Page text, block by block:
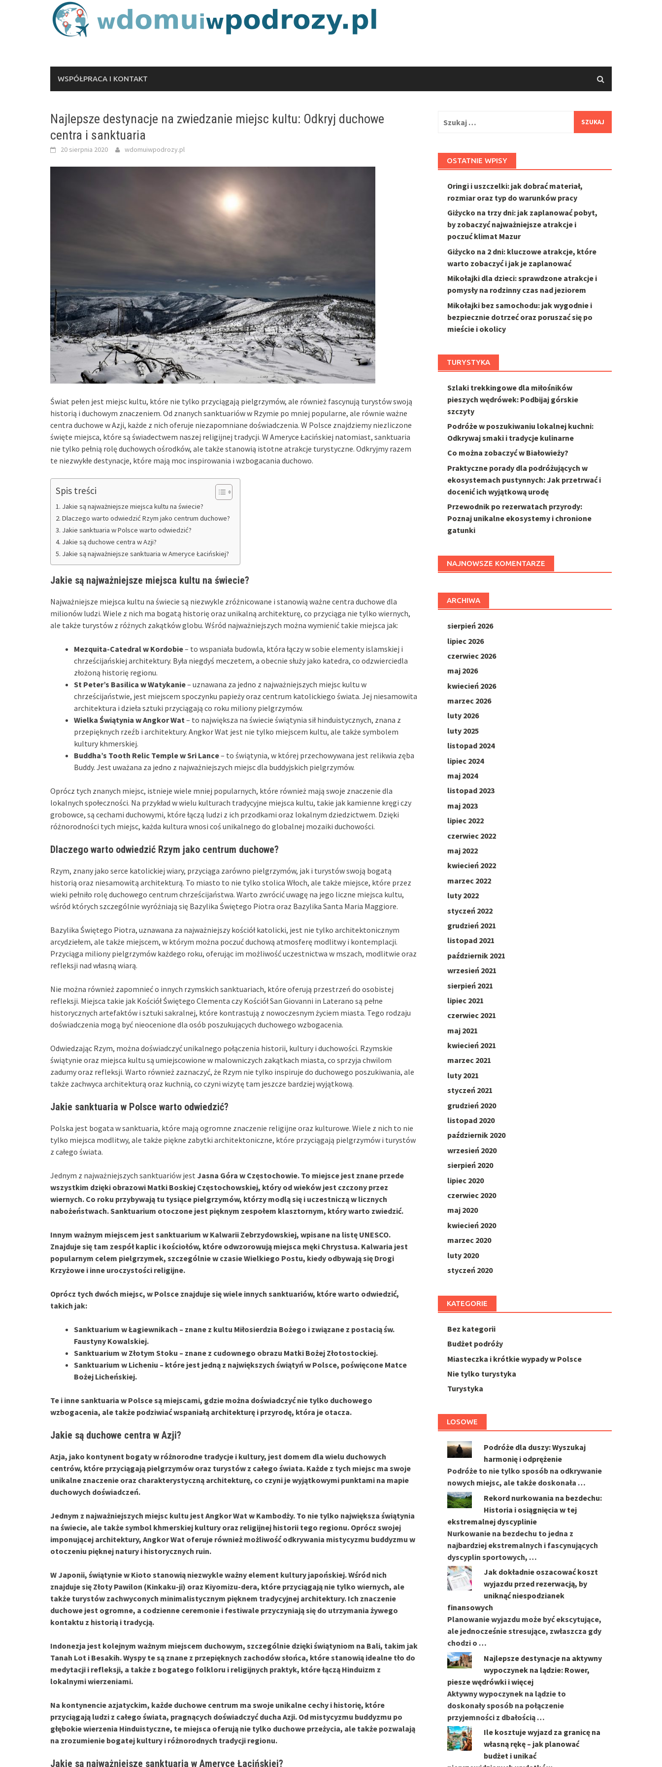
WSPÓŁPRACA I KONTAKT
Najlepsze destynacje na zwiedzanie miejsc kultu: Odkryj duchowe
centra i sanktuaria
20 sierpnia 2020 wdomuiwpodrozy.pl
Świat pełen jest miejsc kultu, które nie tylko przyciągają pielgrzymów, ale również fascynują turystów swoją
historią i duchowym znaczeniem. Od znanych sanktuariów w Rzymie po mniej popularne, ale równie ważne
centra duchowe w Azji, każde z nich oferuje niezapomniane doświadczenia. W Polsce znajdziemy niezliczone
święte miejsca, które są świadectwem naszej religijnej tradycji. W Ameryce Łacińskiej natomiast, sanktuaria
nie tylko pełnią rolę duchowych ośrodków, ale także stanowią istotne atrakcje turystyczne. Odkryjmy razem
te niezwykłe destynacje, które mają moc inspirowania i wzbogacania duchowo.
Spis treści
Jakie są najważniejsze miejsca kultu na świecie?
Dlaczego warto odwiedzić Rzym jako centrum duchowe?
Jakie sanktuaria w Polsce warto odwiedzić?
Jakie są duchowe centra w Azji?
Jakie są najważniejsze sanktuaria w Ameryce Łacińskiej?
Jakie są najważniejsze miejsca kultu na świecie?
Najważniejsze miejsca kultu na świecie są niezwykle zróżnicowane i stanowią ważne centra duchowe dla
milionów ludzi. Wiele z nich ma bogatą historię oraz unikalną architekturę, co przyciąga nie tylko wiernych,
ale także turystów z różnych zakątków globu. Wśród najważniejszych można wymienić takie miejsca jak:
Mezquita-Catedral w Kordobie– to wspaniała budowla, która łączy w sobie elementy islamskiej i
chrześcijańskiej architektury. Była niegdyś meczetem, a obecnie służy jako katedra, co odzwierciedla
złożoną historię regionu.
St Peter’s Basilica w Watykanie– uznawana za jedno z najważniejszych miejsc kultu w
chrześcijaństwie, jest miejscem spoczynku papieży oraz centrum katolickiego świata. Jej niesamowita
architektura i dzieła sztuki przyciągają co roku miliony pielgrzymów.
Wielka Świątynia w Angkor Wat– to największa na świecie świątynia sił hinduistycznych, znana z
przepięknych rzeźb i architektury. Angkor Wat jest nie tylko miejscem kultu, ale także symbolem
kultury khmerskiej.
Buddha’s Tooth Relic Temple w Sri Lance– to świątynia, w której przechowywana jest relikwia zęba
Buddy. Jest uważana za jedno z najważniejszych miejsc dla buddyjskich pielgrzymów.
Oprócz tych znanych miejsc, istnieje wiele mniej popularnych, które również mają swoje znaczenie dla
lokalnych społeczności. Na przykład w wielu kulturach tradycyjne miejsca kultu, takie jak kamienne kręgi czy
grobowce, są cechami duchowymi, które łączą ludzi z ich przodkami oraz lokalnym dziedzictwem. Dzięki
różnorodności tych miejsc, każda kultura wnosi coś unikalnego do globalnej mozaiki duchowości.
Dlaczego warto odwiedzić Rzym jako centrum duchowe?
Rzym, znany jako serce katolickiej wiary, przyciąga zarówno pielgrzymów, jak i turystów swoją bogatą
historią oraz niesamowitą architekturą. To miasto to nie tylko stolica Włoch, ale także miejsce, które przez
wieki pełniło rolę duchowego centrum chrześcijaństwa. Warto zwrócić uwagę na jego liczne miejsca kultu,
wśród których szczególnie wyróżniają się Bazylika Świętego Piotra oraz Bazylika Santa Maria Maggiore.
Bazylika Świętego Piotra, uznawana za najważniejszy kościół katolicki, jest nie tylko architektonicznym
arcydziełem, ale także miejscem, w którym można poczuć duchową atmosferę modlitwy i kontemplacji.
Przyciąga miliony pielgrzymów każdego roku, oferując im możliwość uczestnictwa w mszach, modlitwie oraz
refleksji nad własną wiarą.
Nie można również zapomnieć o innych rzymskich sanktuariach, które oferują przestrzeń do osobistej
refleksji. Miejsca takie jak Kościół Świętego Clementa czy Kościół San Giovanni in Laterano są pełne
historycznych artefaktów i sztuki sakralnej, które kontrastują z nowoczesnym życiem miasta. Tego rodzaju
doświadczenia mogą być nieocenione dla osób poszukujących duchowego wzbogacenia.
Odwiedzając Rzym, można doświadczyć unikalnego połączenia historii, kultury i duchowości. Rzymskie
świątynie oraz miejsca kultu są umiejscowione w malowniczych zakątkach miasta, co sprzyja chwilom
zadumy oraz refleksji. Warto również zaznaczyć, że Rzym nie tylko inspiruje do duchowego poszukiwania, ale
także zachwyca architekturą oraz kuchnią, co czyni wizytę tam jeszcze bardziej wyjątkową.
Jakie sanktuaria w Polsce warto odwiedzić?
Polska jest bogata w sanktuaria, które mają ogromne znaczenie religijne oraz kulturowe. Wiele z nich to nie
tylko miejsca modlitwy, ale także piękne zabytki architektoniczne, które przyciągają pielgrzymów i turystów
z całego świata.
Jednym z najważniejszych sanktuariów jest Jasna Góra w Częstochowie. To miejsce jest znane przede
wszystkim dzięki obrazowi Matki Boskiej Częstochowskiej, który od wieków jest czczony przez
wiernych. Co roku przybywają tu tysiące pielgrzymów, którzy modlą się i uczestniczą w licznych
nabożeństwach. Sanktuarium otoczone jest pięknym zespołem klasztornym, który warto zwiedzić.
Innym ważnym miejscem jestsanktuarium w Kalwarii Zebrzydowskiej, wpisane na listę UNESCO.
Znajduje się tam zespół kaplic i kościołów, które odwzorowują miejsca męki Chrystusa. Kalwaria jest
popularnym celem pielgrzymek, szczególnie w czasie Wielkiego Postu, kiedy odbywają się Drogi
Krzyżowe i inne uroczystości religijne.
Oprócz tych dwóch miejsc, w Polsce znajduje się wiele innych sanktuariów, które warto odwiedzić,
takich jak:
Sanktuarium w Łagiewnikach – znane z kultu Miłosierdzia Bożego i związane z postacią św.
Faustyny Kowalskiej.
Sanktuarium w Złotym Stoku – znane z cudownego obrazu Matki Bożej Złotostockiej.
Sanktuarium w Licheniu – które jest jedną z największych świątyń w Polsce, poświęcone Matce
Bożej Licheńskiej.
Te i inne sanktuaria w Polsce są miejscami, gdzie można doświadczyć nie tylko duchowego
wzbogacenia, ale także podziwiać wspaniałą architekturę i przyrodę, która je otacza.
Jakie są duchowe centra w Azji?
Azja, jako kontynent bogaty w różnorodne tradycje i kultury, jest domem dla wielu duchowych
centrów, które przyciągają pielgrzymów oraz turystów z całego świata. Każde z tych miejsc ma swoje
unikalne znaczenie oraz charakterystyczną architekturę, co czyni je wyjątkowymi punktami na mapie
duchowych doświadczeń.
Jednym z najważniejszych miejsc kultu jestAngkor Watw Kambodży. To nie tylko największa świątynia
na świecie, ale także symbol khmerskiej kultury oraz religijnej historii tego regionu. Oprócz swojej
imponującej architektury, Angkor Wat oferuje również możliwość odkrywania mistycyzmu buddyzmu w
otoczeniu pięknej natury i historycznych ruin.
W Japonii, świątynie w Kioto stanowią niezwykle ważny element kultury japońskiej. Wśród nich
znajduje się Złoty Pawilon (Kinkaku-ji) oraz Kiyomizu-dera, które przyciągają nie tylko wiernych, ale
także turystów zachwyconych minimalistycznym pięknem tradycyjnej architektury. Ich znaczenie
duchowe jest ogromne, a codzienne ceremonie i festiwale przyczyniają się do utrzymania żywego
kontaktu z historią i tradycją.
Indonezja jest kolejnym ważnym miejscem duchowym, szczególnie dziękiświątyniom na Bali, takim jak
Tanah Lot i Besakih. Wyspy te są znane z przepięknych zachodów słońca, które stanowią idealne tło do
medytacji i refleksji, a także z bogatego folkloru i religijnych praktyk, które łączą Hinduizm z
lokalnymi wierzeniami.
Na kontynencie azjatyckim, każde duchowe centrum ma swoje unikalne cechy i historię, które
przyciągają ludzi z całego świata, pragnących doświadczyćducha Azji. Od mistycyzmu buddyzmu po
głębokie wierzenia Hinduistyczne, te miejsca oferują nie tylko duchowe przeżycia, ale także pozwalają
na zrozumienie bogatej kultury i różnorodnych tradycji regionu.
Jakie są najważniejsze sanktuaria w Ameryce Łacińskiej?
OSTATNIE WPISY
Oringi i uszczelki: jak dobrać materiał,
rozmiar oraz typ do warunków pracy
Giżycko na trzy dni: jak zaplanować pobyt,
by zobaczyć najważniejsze atrakcje i
poczuć klimat Mazur
Giżycko na 2 dni: kluczowe atrakcje, które
warto zobaczyć i jak je zaplanować
Mikołajki dla dzieci: sprawdzone atrakcje i
pomysły na rodzinny czas nad jeziorem
Mikołajki bez samochodu: jak wygodnie i
bezpiecznie dotrzeć oraz poruszać się po
mieście i okolicy
TURYSTYKA
Szlaki trekkingowe dla miłośników
pieszych wędrówek: Podbijaj górskie
szczyty
Podróże w poszukiwaniu lokalnej kuchni:
Odkrywaj smaki i tradycje kulinarne
Co można zobaczyć w Białowieży?
Praktyczne porady dla podróżujących w
ekosystemach pustynnych: Jak przetrwać i
docenić ich wyjątkową urodę
Przewodnik po rezerwatach przyrody:
Poznaj unikalne ekosystemy i chronione
gatunki
NAJNOWSZE KOMENTARZE
ARCHIWA
sierpień 2026
lipiec 2026
czerwiec 2026
maj 2026
kwiecień 2026
marzec 2026
luty 2026
luty 2025
listopad 2024
lipiec 2024
maj 2024
listopad 2023
maj 2023
lipiec 2022
czerwiec 2022
maj 2022
kwiecień 2022
marzec 2022
luty 2022
styczeń 2022
grudzień 2021
listopad 2021
październik 2021
wrzesień 2021
sierpień 2021
lipiec 2021
czerwiec 2021
maj 2021
kwiecień 2021
marzec 2021
luty 2021
styczeń 2021
grudzień 2020
listopad 2020
październik 2020
wrzesień 2020
sierpień 2020
lipiec 2020
czerwiec 2020
maj 2020
kwiecień 2020
marzec 2020
luty 2020
styczeń 2020
KATEGORIE
Bez kategorii
Budżet podróży
Miasteczka i krótkie wypady w Polsce
Nie tylko turystyka
Turystyka
LOSOWE
Podróże dla duszy: Wyszukaj
harmonię i odprężenie
Podróże to nie tylko sposób na odkrywanie
nowych miejsc, ale także doskonała …
Rekord nurkowania na bezdechu:
Historia i osiągnięcia w tej
ekstremalnej dyscyplinie
Nurkowanie na bezdechu to jedna z
najbardziej ekstremalnych i fascynujących
dyscyplin sportowych, …
Jak dokładnie oszacować koszt
wyjazdu przed rezerwacją, by
uniknąć niespodzianek
finansowych
Planowanie wyjazdu może być ekscytujące,
ale jednocześnie stresujące, zwłaszcza gdy
chodzi o …
Najlepsze destynacje na aktywny
wypoczynek na lądzie: Rower,
piesze wędrówki i więcej
Aktywny wypoczynek na lądzie to
doskonały sposób na połączenie
przyjemności z dbałością …
Ile kosztuje wyjazd za granicę na
własną rękę – jak planować
budżet i unikać